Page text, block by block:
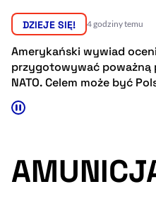
Ułatwienia
DZIEJE SIĘ! 5 godzin temu
ocenia, że Rosja może
prowokację wobec
być Polska